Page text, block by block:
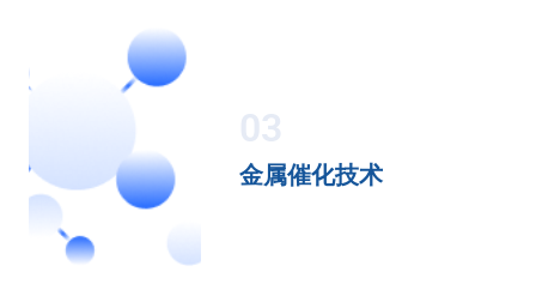
03
金属催化技术